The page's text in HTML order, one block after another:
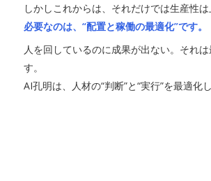
しかしこれからは、それだけでは生産性は
必要なのは、“配置と稼働の最適化”です。
人を回しているのに成果が出ない。それ
す。
AI孔明は、人材の“判断”と“実行”を最適化し